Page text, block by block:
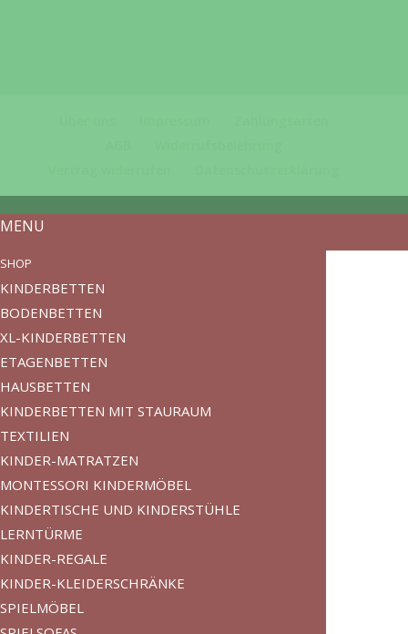
MENU
SHOP
KINDERBETTEN
BODENBETTEN
XL-KINDERBETTEN
ETAGENBETTEN
HAUSBETTEN
KINDERBETTEN MIT STAURAUM
TEXTILIEN
KINDER-MATRATZEN
MONTESSORI KINDERMÖBEL
KINDERTISCHE UND KINDERSTÜHLE
LERNTÜRME
KINDER-REGALE
KINDER-KLEIDERSCHRÄNKE
SPIELMÖBEL